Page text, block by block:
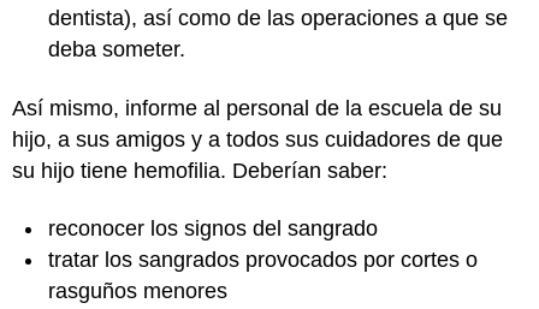
dentista), así como de las operaciones a que se
deba someter.
Así mismo, informe al personal de la escuela de su
hijo, a sus amigos y a todos sus cuidadores de que
su hijo tiene hemofilia. Deberían saber:
reconocer los signos del sangrado
tratar los sangrados provocados por cortes o
rasguños menores